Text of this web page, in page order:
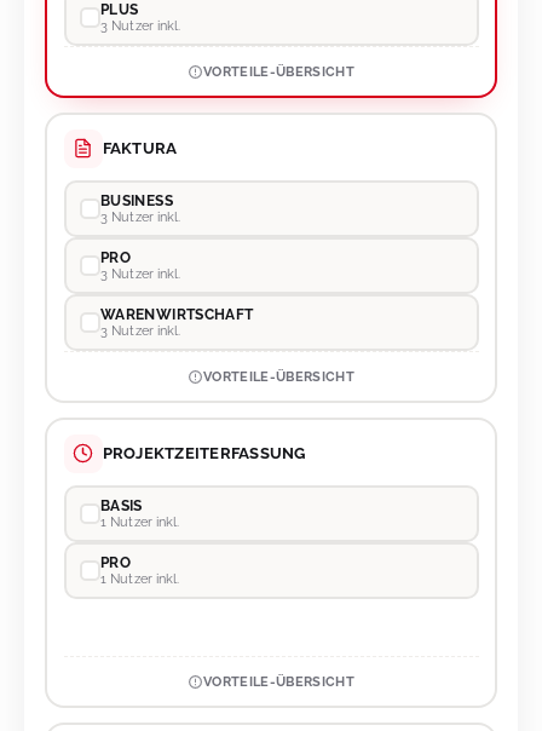
PLUS
3 Nutzer inkl.
VORTEILE-ÜBERSICHT
FAKTURA
BUSINESS
3 Nutzer inkl.
PRO
3 Nutzer inkl.
WARENWIRTSCHAFT
3 Nutzer inkl.
VORTEILE-ÜBERSICHT
PROJEKTZEITERFASSUNG
BASIS
1 Nutzer inkl.
PRO
1 Nutzer inkl.
VORTEILE-ÜBERSICHT